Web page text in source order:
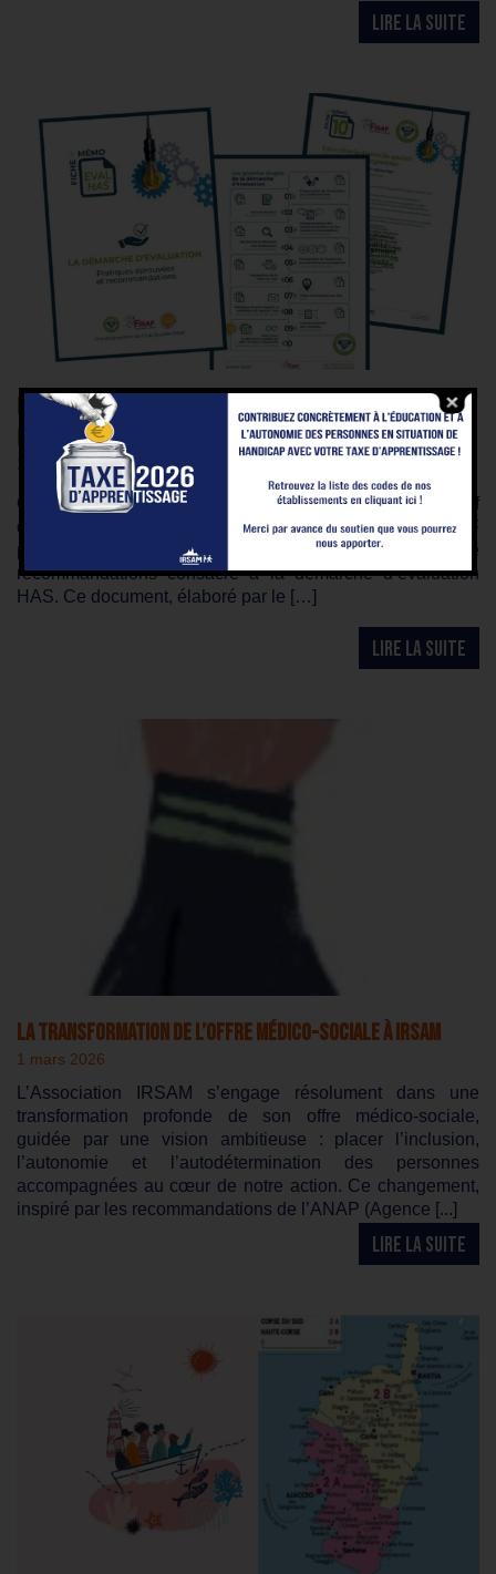
LIRE LA SUITE
Évaluation HAS : un nouveau livret de recommandations
publié par la FISAF
23 mars 2026
Quatre ans après la mise en œuvre du dispositif
d’évaluation de la Haute Autorité de Santé (HAS), la FISAF
publie une nouvelle édition 2026 de son Livret de
recommandations consacré à la démarche d’évaluation
HAS. Ce document, élaboré par le […]
LIRE LA SUITE
La transformation de l’offre médico-sociale à IRSAM
1 mars 2026
L’Association IRSAM s’engage résolument dans une
transformation profonde de son offre médico-sociale,
guidée par une vision ambitieuse : placer l’inclusion,
l’autonomie et l’autodétermination des personnes
accompagnées au cœur de notre action. Ce changement,
inspiré par les recommandations de l’ANAP (Agence [...]
LIRE LA SUITE